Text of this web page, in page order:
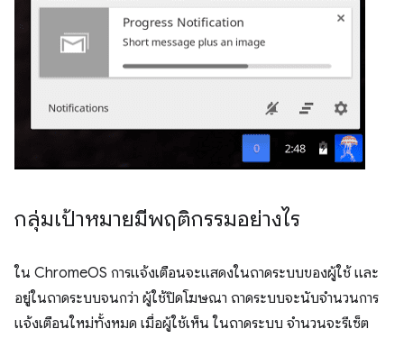
กลุ่มเป้าหมายมีพฤติกรรมอย่างไร
ใน ChromeOS การแจ้งเตือนจะแสดงในถาดระบบของผู้ใช้ และ
อยู่ในถาดระบบจนกว่า ผู้ใช้ปิดโฆษณา ถาดระบบจะนับจำนวนการ
แจ้งเตือนใหม่ทั้งหมด เมื่อผู้ใช้เห็น ในถาดระบบ จำนวนจะรีเซ็ต